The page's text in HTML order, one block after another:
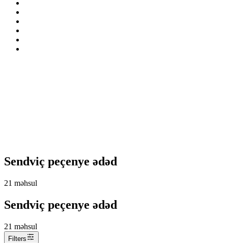
Sendviç peçenye ədəd
21 məhsul
Sendviç peçenye ədəd
21 məhsul
Filters